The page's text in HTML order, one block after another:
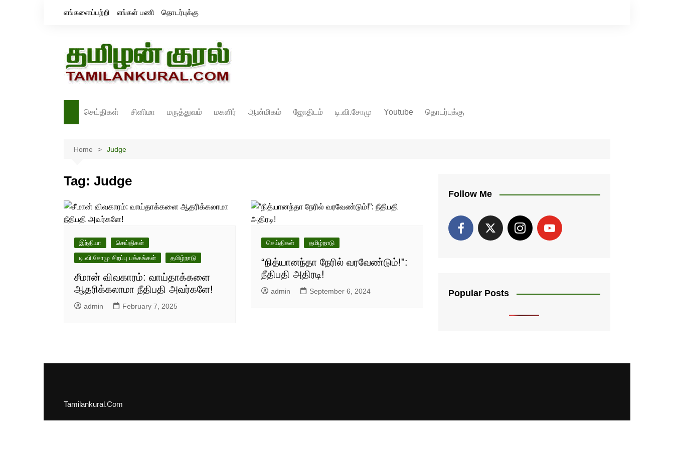
எங்களைப்பற்றி எங்கள் பணி தொடர்புக்கு
செய்திகள்
இந்தியா
சினிமா மருத்துவம் மகளிர் ஆன்மிகம் ஜோதிடம் டி.வி.சோமு Youtube தொடர்புக்கு
Home Judge
Tag: Judge
இந்தியா
செய்திகள்
டி.வி.சோமு சிறப்பு பக்கங்கள்
தமிழ்நாடு
சீமான் விவகாரம்: வாய்தாக்களை
ஆதரிக்கலாமா நீதிபதி அவர்களே!
admin February 7, 2025
செய்திகள் தமிழ்நாடு
“நித்யானந்தா நேரில் வரவேண்டும்!”:
நீதிபதி அதிரடி!
admin September 6, 2024
Follow Me
Popular Posts
Tamilankural.Com